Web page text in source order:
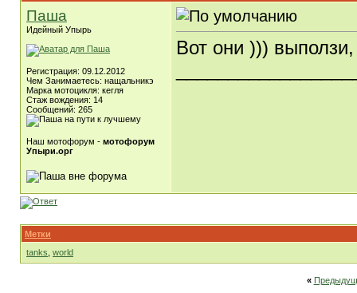
Паша
Идейный Упырь
Регистрация: 09.12.2012
Чем Занимаетесь: нащальникэ
Марка мотоцикля: кегля
Стаж вождения: 14
Сообщений: 265
Наш мотофорум - мотофорум
Упыри.орг
Вот они )))
Метки
tanks world
«